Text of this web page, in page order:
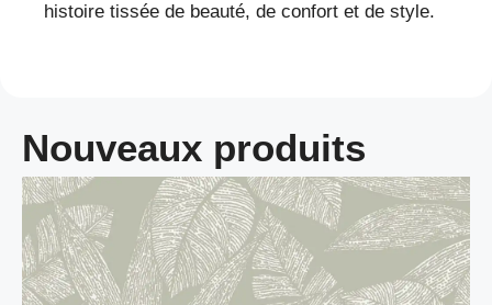
histoire tissée de beauté, de confort et de style.
Nouveaux produits